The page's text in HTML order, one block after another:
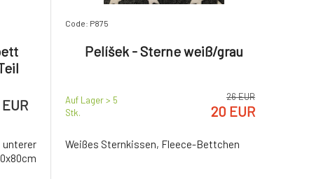
unterer
Code: P875
Pelíšek - Sterne weiß/grau
Auf Lager > 5
Stk.
26 EUR
20 EUR
Weißes Sternkissen, Fleece-Bettchen